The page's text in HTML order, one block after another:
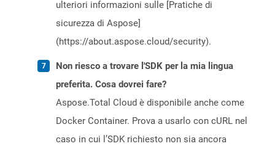
ulteriori informazioni sulle [Pratiche di
sicurezza di Aspose]
(https://about.aspose.cloud/security).
Non riesco a trovare l'SDK per la mia lingua
preferita. Cosa dovrei fare?
Aspose.Total Cloud è disponibile anche come
Docker Container. Prova a usarlo con cURL nel
caso in cui l’SDK richiesto non sia ancora